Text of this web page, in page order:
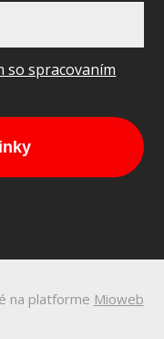
so spracovaním
na platforme Mioweb